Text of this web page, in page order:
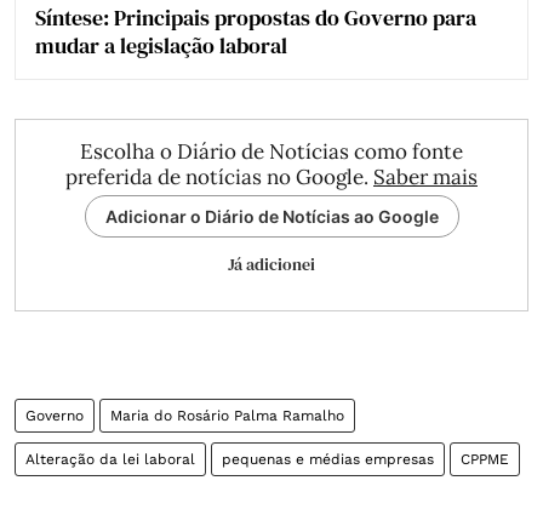
Síntese: Principais propostas do Governo para
mudar a legislação laboral
Escolha o Diário de Notícias como fonte
preferida de notícias no Google. Saber mais
Adicionar o Diário de Notícias ao Google
Já adicionei
Governo Maria do Rosário Palma Ramalho
Alteração da lei laboral pequenas e médias empresas CPPME